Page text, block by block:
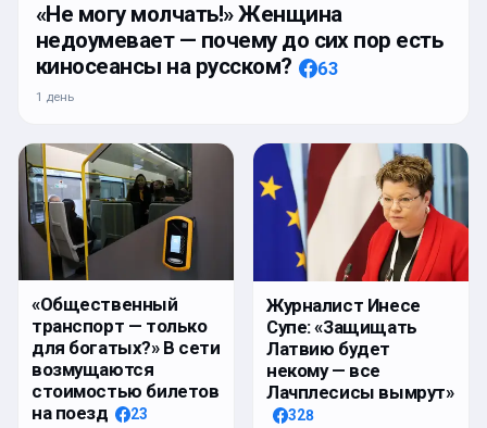
«Не могу молчать!» Женщина
недоумевает — почему до сих пор есть
киносеансы на русском?
63
1 день
«Общественный
транспорт — только
для богатых?» В сети
возмущаются
стоимостью билетов
на поезд
23
Журналист Инесе
Супе: «Защищать
Латвию будет
некому — все
Лачплесисы вымрут»
328